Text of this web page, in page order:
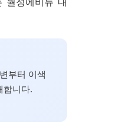
부터 이색
합니다.